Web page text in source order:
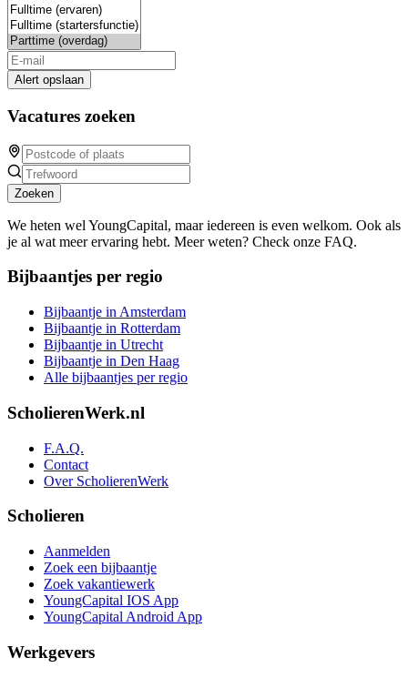
Alert opslaan
Vacatures zoeken
Zoeken
We heten wel YoungCapital, maar iedereen is even welkom. Ook als
je al wat meer ervaring hebt. Meer weten? Check onze FAQ.
Bijbaantjes per regio
Bijbaantje in Amsterdam
Bijbaantje in Rotterdam
Bijbaantje in Utrecht
Bijbaantje in Den Haag
Alle bijbaantjes per regio
ScholierenWerk.nl
F.A.Q.
Contact
Over ScholierenWerk
Scholieren
Aanmelden
Zoek een bijbaantje
Zoek vakantiewerk
YoungCapital IOS App
YoungCapital Android App
Werkgevers